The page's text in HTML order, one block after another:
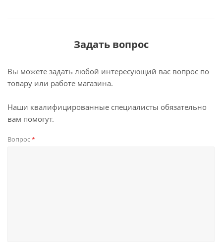
Задать вопрос
Вы можете задать любой интересующий вас вопрос по
товару или работе магазина.
Наши квалифицированные специалисты обязательно
вам помогут.
Вопрос*